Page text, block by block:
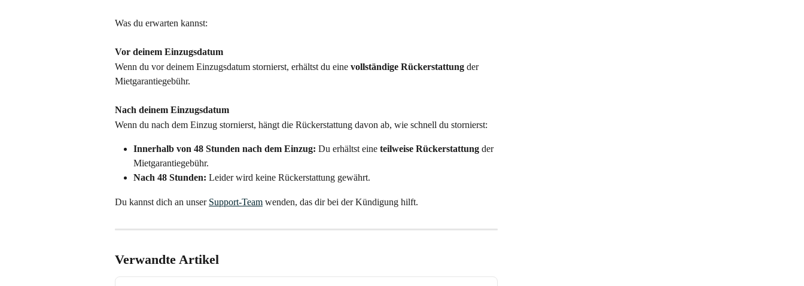
Was du erwarten kannst:
Vor deinem Einzugsdatum
Wenn du vor deinem Einzugsdatum stornierst, erhältst du eine vollständige Rückerstattung der
Mietgarantiegebühr.
Nach deinem Einzugsdatum
Wenn du nach dem Einzug stornierst, hängt die Rückerstattung davon ab, wie schnell du stornierst:
Innerhalb von 48 Stunden nach dem Einzug: Du erhältst eine teilweise Rückerstattung der
Mietgarantiegebühr.
Nach 48 Stunden: Leider wird keine Rückerstattung gewährt.
Du kannst dich an unser Support-Team wenden, das dir bei der Kündigung hilft.
Verwandte Artikel